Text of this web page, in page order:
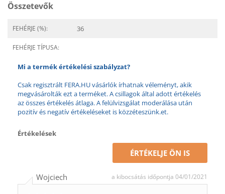
Összetevők
FEHÉRJE (%): 36
FEHÉRJE TÍPUSA:
Mi a termék értékelési szabályzat?
Csak regisztrált FERA.HU vásárlók írhatnak véleményt, akik
megvásárolták ezt a terméket. A csillagok által adott értékelés
az összes értékelés átlaga. A felülvizsgálat moderálása után
pozitív és negatív értékeléseket is közzéteszünk.et.
Értékelések
ÉRTÉKELJE ÖN IS
Wojciech a kibocsátás időpontja 04/01/2021